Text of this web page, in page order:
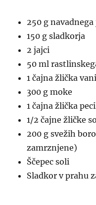
250 g
150 g sladkorja
2 jajci
50 ml
1 čajna žlička
300 g moke
1 čajna žlička
1/2 čajne žličke
200 g svežih
zamrznjene)
Ščepec soli
Sladkor v prahu